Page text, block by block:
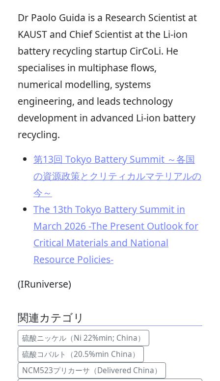
Dr Paolo Guida is a Research Scientist at
KAUST and Chief Scientist at the Li-ion
battery recycling startup CirCoLi. He
specialises in multiphase flows,
numerical modelling, systems
engineering, and leads technology
development in advanced Li-ion battery
recycling.
第13回 Tokyo Battery Summit ～各国
の資源政策とクリティカルマテリアルの
今～
The 13th Tokyo Battery Summit in
March 2026 -The Present Outlook for
Critical Materials and National
Resource Policies-
(IRuniverse)
関連カテゴリ
硫酸ニッケル（Ni 22%min; China）
硫酸コバルト（20.5%min China）
NCM523プリカーサ（Delivered China）